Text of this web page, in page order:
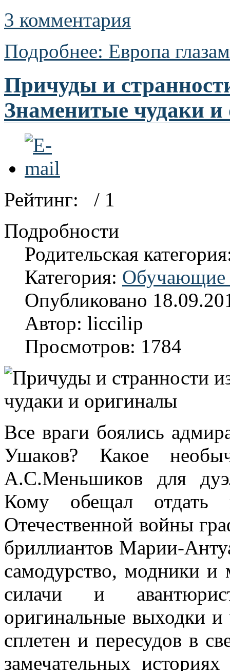
3 комментария
Подробнее: Европа
Причуды и
Знаменитые чудаки
Рейтинг:
/ 1
Подробности
Родительская
Категория: Обучающие
Опубликовано
Автор: liccilip
Просмотров: 1784
Все враги боялись
Ушаков? Какое
А.С.Меньшиков для
Кому обещал
Отечественной войны
бриллиантов Марии-
самодурство, модники и
силачи и
оригинальные выходки
сплетен и пересудов в
замечательных